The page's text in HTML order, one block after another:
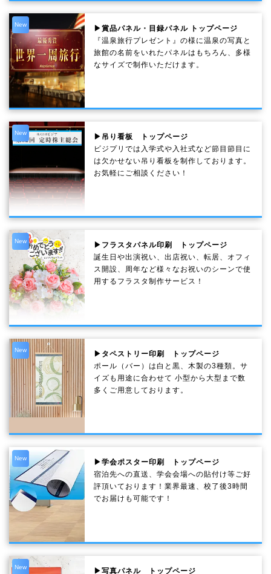
New
▶賞品パネル・目録パネル トップページ
『温泉旅行プレゼント』の様に温泉の写真と
旅館の名前をいれたパネルはもちろん、多様
なサイズで制作いただけます。
New
▶吊り看板 トップページ
ビジプリでは入学式や入社式など節目節目に
は欠かせない吊り看板を制作しております。
お気軽にご相談ください！
New
▶フラスタパネル印刷 トップページ
誕生日や出演祝い、出店祝い、転居、オフィ
ス開設、周年など様々なお祝いのシーンで使
用するフラスタ制作サービス！
New
▶タペストリー印刷 トップページ
ポール（バー）は白と黒、木製の3種類。サ
イズも用途に合わせて 小型から大型まで数
多くご用意しております。
New
▶学会ポスター印刷 トップページ
宿泊先への直送、学会会場への貼付け等ご好
評頂いております！業界最速、校了後3時間
でお届けも可能です！
New
▶写真パネル トップページ